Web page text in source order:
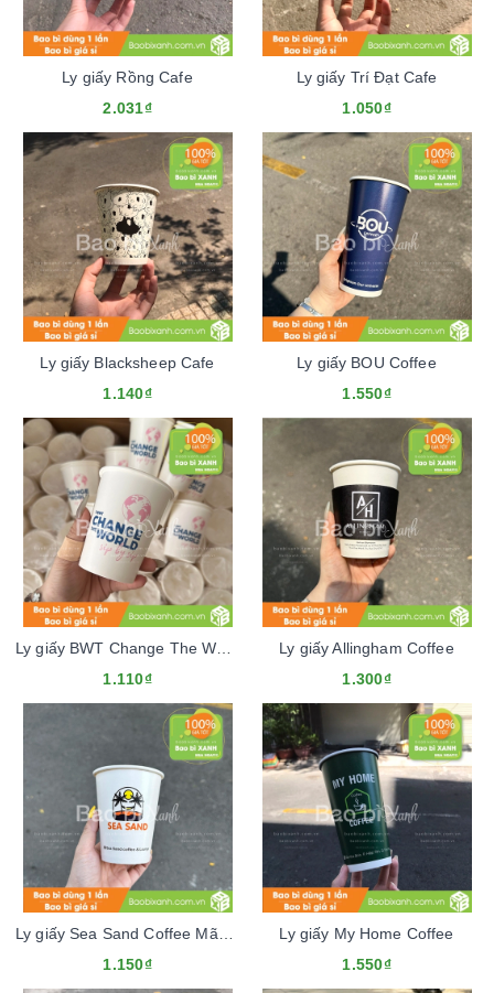
Ly giấy Rồng Cafe
2.031₫
Ly giấy Trí Đạt Cafe
1.050₫
Ly giấy Blacksheep Cafe
1.140₫
Ly giấy BOU Coffee
1.550₫
Ly giấy BWT Change The World
1.110₫
Ly giấy Allingham Coffee
1.300₫
Ly giấy Sea Sand Coffee Mãu Tết 2024
1.150₫
Ly giấy My Home Coffee
1.550₫